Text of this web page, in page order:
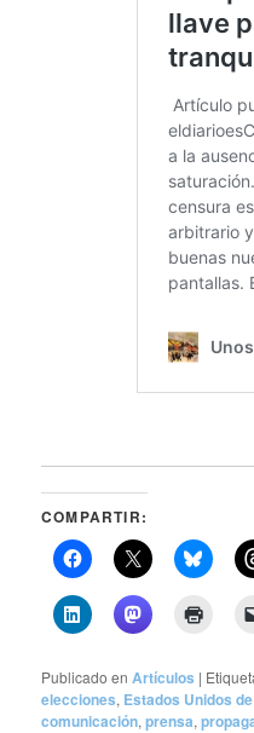
COMPARTIR:
Publicado en Artículos |
elecciones, Estados Unidos
comunicación,prensa,